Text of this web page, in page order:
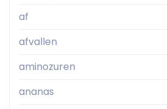
af
afvallen
aminozuren
ananas